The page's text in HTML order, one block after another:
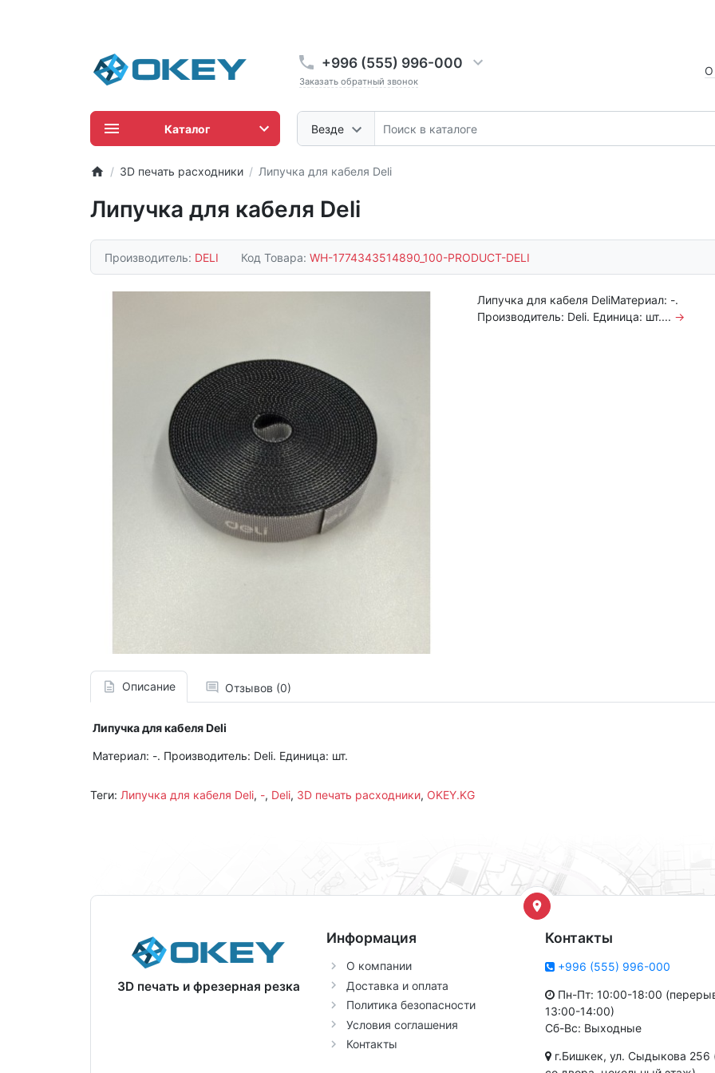
+996 (555) 996-000
Заказать обратный звонок
Везде
О
Каталог
3D печать расходники Липучка для кабеля Deli
Липучка для кабеля Deli
Производитель: DELI Код Товара: WH-1774343514890_100-PRODUCT-DELI
Липучка для кабеля DeliМатериал: -.
Производитель: Deli. Единица: шт.... →
Описание Отзывов (0)
Липучка для кабеля Deli
Материал: -. Производитель: Deli. Единица: шт.
Теги: Липучка для кабеля Deli, -, Deli, 3D печать расходники, OKEY.KG
3D печать и фрезерная резка
Информация
О компании
Доставка и оплата
Политика безопасности
Условия соглашения
Контакты
Контакты
+996 (555) 996-000
Пн-Пт: 10:00-18:00
13:00-14:00)
Сб-Вс: Выходные
г.Бишкек, ул. Сыдыкова 256